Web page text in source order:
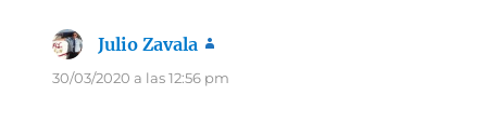
Julio Zavala
30/03/2020 a las 12:56 pm